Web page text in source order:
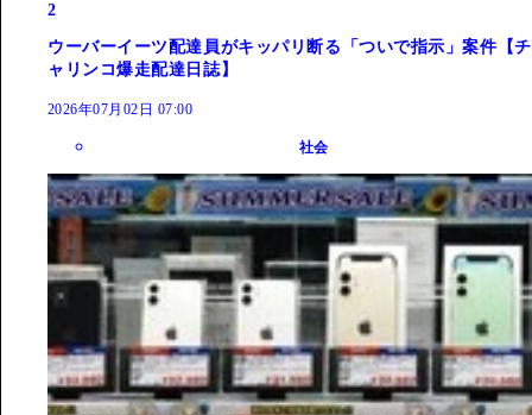
2
ウーバーイーツ配達員がキッパリ断る「ついで指示」案件【チ
ャリンコ爆走配達日誌】
2026年07月02日 07:00
社会